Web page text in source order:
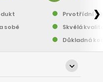
sobě
Prvotřídní
Skvělá
Důkladná
❯
